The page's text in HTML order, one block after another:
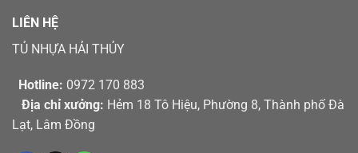
LIÊN HỆ
TỦ NHỰA HẢI THỦY
Hotline: 0972 170 883
Địa chỉ xưởng: Hẻm 18 Tô Hiệu, Phường 8, Thành phố Đà
Lạt, Lâm Đồng